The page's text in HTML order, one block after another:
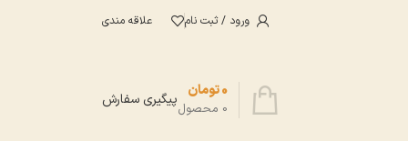
ورود / ثبت نام علاقه مندی
0 محصول
0تومان پیگیری سفارش